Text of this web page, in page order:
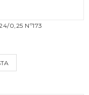
0,25 Nº173